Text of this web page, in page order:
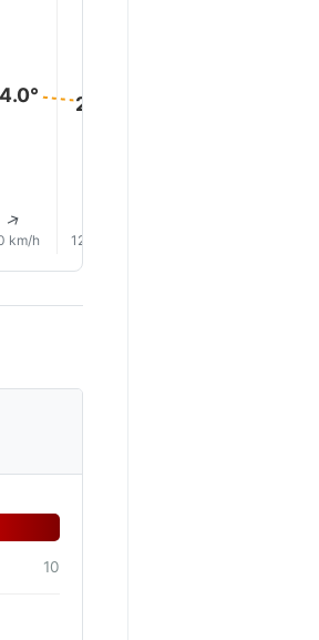
↑
km/h
23.0°
12.0 km/h
10